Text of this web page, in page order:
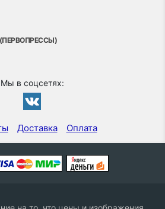
Мы в соцсетях:
Доставка Оплата